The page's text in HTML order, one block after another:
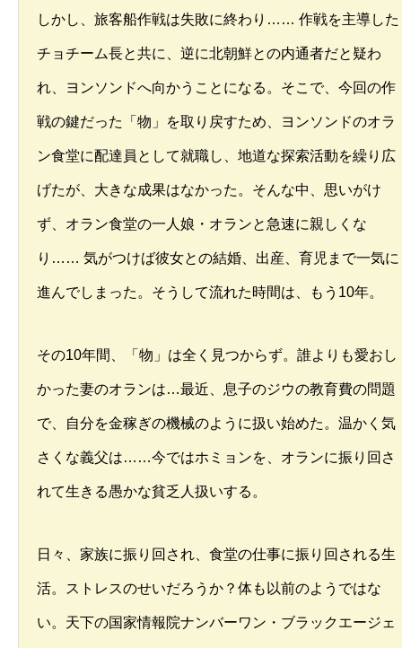
しかし、旅客船作戦は失敗に終わり…… 作戦を主導した
チョチーム長と共に、逆に北朝鮮との内通者だと疑わ
れ、ヨンソンドへ向かうことになる。そこで、今回の作
戦の鍵だった「物」を取り戻すため、ヨンソンドのオラ
ン食堂に配達員として就職し、地道な探索活動を繰り広
げたが、大きな成果はなかった。そんな中、思いがけ
ず、オラン食堂の一人娘・オランと急速に親しくな
り…… 気がつけば彼女との結婚、出産、育児まで一気に
進んでしまった。そうして流れた時間は、もう10年。
その10年間、「物」は全く見つからず。誰よりも愛おし
かった妻のオランは…最近、息子のジウの教育費の問題
で、自分を金稼ぎの機械のように扱い始めた。温かく気
さくな義父は……今ではホミョンを、オランに振り回さ
れて生きる愚かな貧乏人扱いする。
日々、家族に振り回され、食堂の仕事に振り回される生
活。ストレスのせいだろうか？体も以前のようではな
い。天下の国家情報院ナンバーワン・ブラックエージェ